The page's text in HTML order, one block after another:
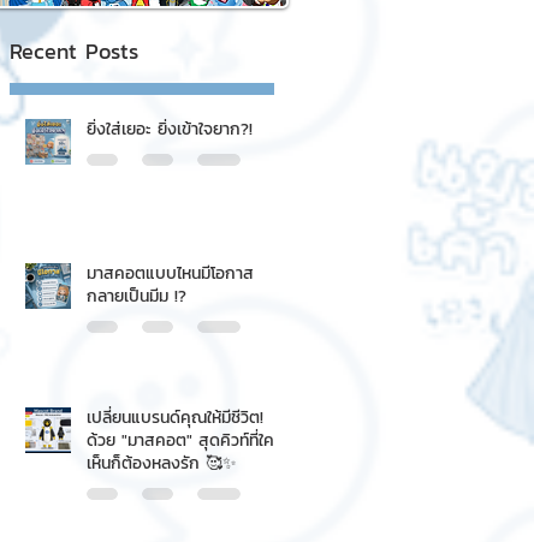
Recent Posts
ยิ่งใส่เยอะ ยิ่งเข้าใจยาก?!
มาสคอตแบบไหนมีโอกาส
กลายเป็นมีม !?
เปลี่ยนแบรนด์คุณให้มีชีวิต!
ด้วย "มาสคอต" สุดคิวท์ที่ใคร
เห็นก็ต้องหลงรัก 🥰✨